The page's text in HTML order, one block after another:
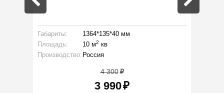
Габариты:
1364*135*40 мм
Площадь:
10 м2 кв
Производство: Россия
4 300
3 990